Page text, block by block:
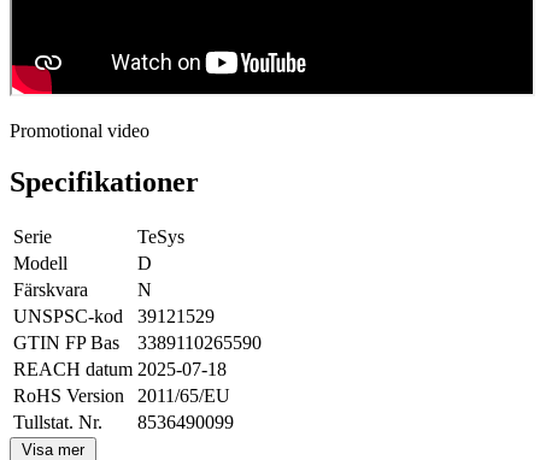
Promotional video
Specifikationer
Serie
TeSys
Modell
D
Färskvara
N
UNSPSC-kod
39121529
GTIN FP Bas
3389110265590
REACH datum 2025-07-18
RoHS Version
2011/65/EU
Tullstat. Nr.
8536490099
Visa mer